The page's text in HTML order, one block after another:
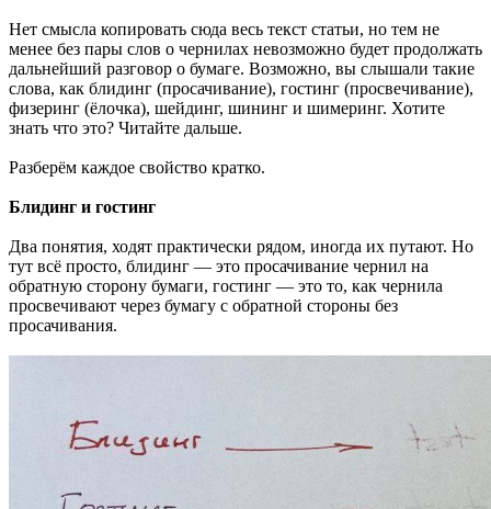
Нет смысла копировать сюда весь текст статьи, но тем не
менее без пары слов о чернилах невозможно будет продолжать
дальнейший разговор о бумаге. Возможно, вы слышали такие
слова, как блидинг (просачивание), гостинг (просвечивание),
физеринг (ёлочка), шейдинг, шининг и шимеринг. Хотите
знать что это? Читайте дальше.
Разберём каждое свойство кратко.
Блидинг и гостинг
Два понятия, ходят практически рядом, иногда их путают. Но
тут всё просто, блидинг — это просачивание чернил на
обратную сторону бумаги, гостинг — это то, как чернила
просвечивают через бумагу с обратной стороны без
просачивания.